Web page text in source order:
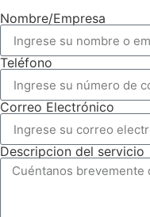
Nombre/Empresa
Teléfono
Correo Electrónico
Descripcion del servicio